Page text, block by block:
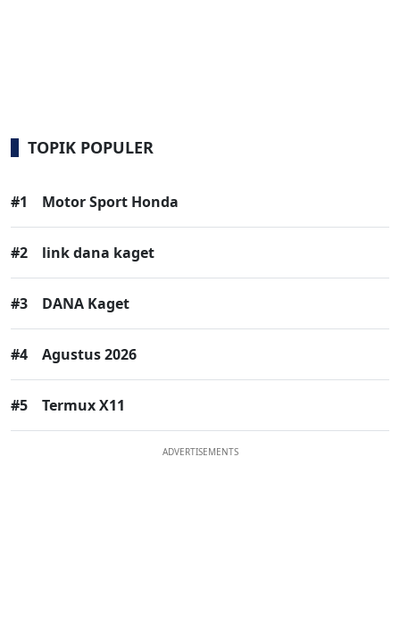
TOPIK POPULER
#1 Motor Sport Honda
#2 link dana kaget
#3 DANA Kaget
#4 Agustus 2026
#5 Termux X11
ADVERTISEMENTS